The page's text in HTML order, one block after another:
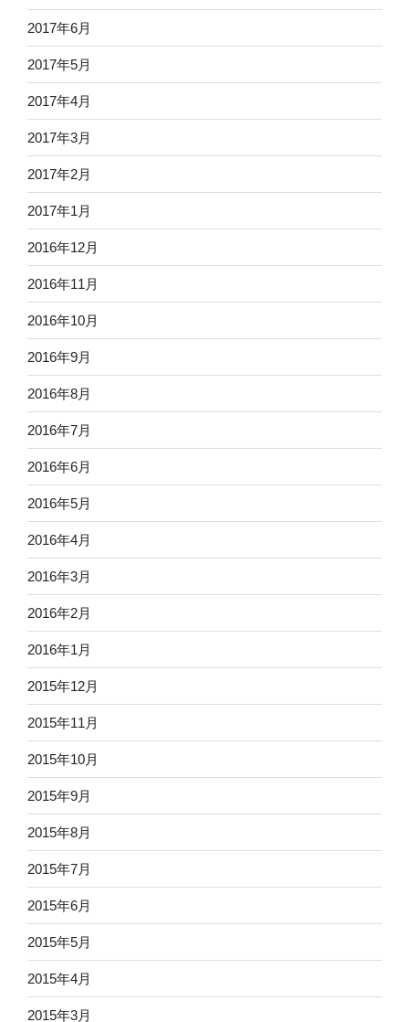
2017年6月
2017年5月
2017年4月
2017年3月
2017年2月
2017年1月
2016年12月
2016年11月
2016年10月
2016年9月
2016年8月
2016年7月
2016年6月
2016年5月
2016年4月
2016年3月
2016年2月
2016年1月
2015年12月
2015年11月
2015年10月
2015年9月
2015年8月
2015年7月
2015年6月
2015年5月
2015年4月
2015年3月